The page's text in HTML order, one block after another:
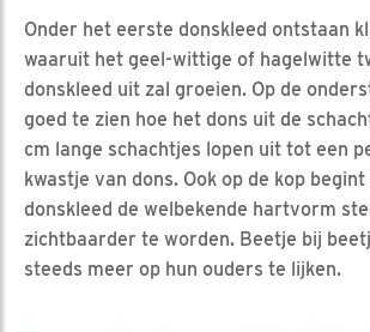
Onder het eerste donskleed ontstaan
waaruit het geel-wittige of hagelwitte
donskleed uit zal groeien. Op de
goed te zien hoe het dons uit de
cm lange schachtjes lopen uit tot een
kwastje van dons. Ook op de kop
donskleed de welbekende hartvorm
zichtbaarder te worden. Beetje bij
steeds meer op hun ouders te lijken.